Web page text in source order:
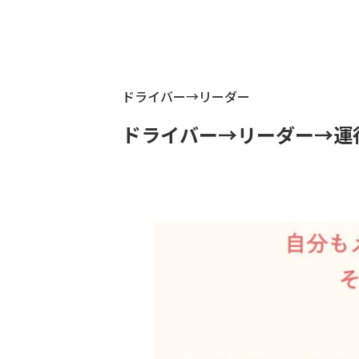
ドライバー→リーダー
ドライバー→リーダー→運